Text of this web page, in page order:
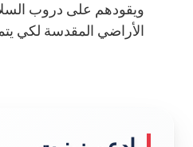
ويقودهم على دروب
الأراضي المقدسة لكي